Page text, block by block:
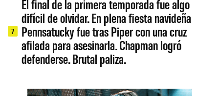
7
El final de la primera temporada fue algo
difícil de olvidar. En plena fiesta navideña
Pennsatucky fue tras Piper con una cruz
afilada para asesinarla. Chapman logró
defenderse. Brutal paliza.